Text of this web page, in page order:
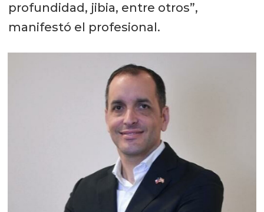
profundidad, jibia, entre otros”,
manifestó el profesional.